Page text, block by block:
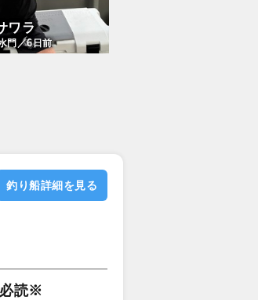
ワラ
門／6日前
釣り船詳細を見る
必読※